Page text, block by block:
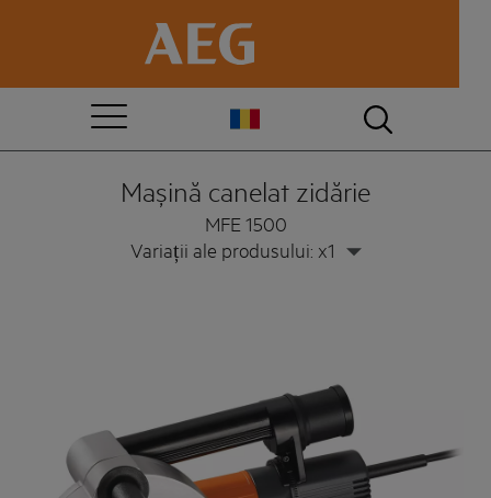
Mașină canelat zidărie
MFE 1500
Variații ale produsului: x1